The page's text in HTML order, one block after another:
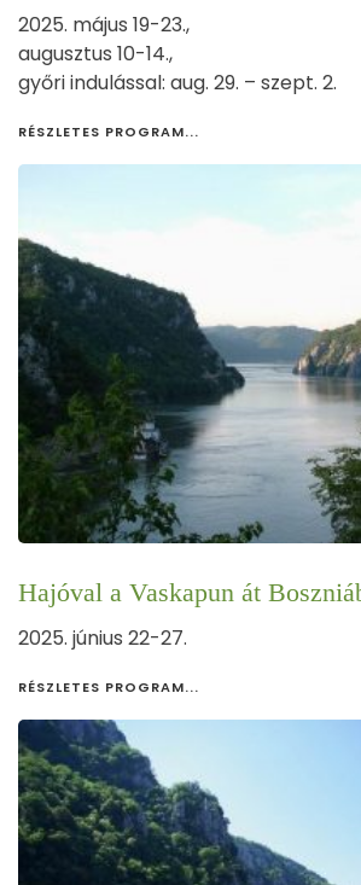
2025. május 19-23.,
augusztus 10-14.,
győri indulással: aug. 29. – szept. 2.
RÉSZLETES PROGRAM...
Hajóval a Vaskapun át
2025. június 22-27.
RÉSZLETES PROGRAM...